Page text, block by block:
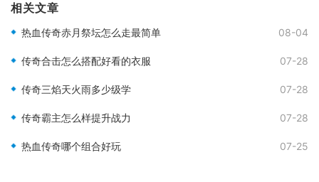
相关文章
热血传奇赤月祭坛怎么走最简单 08-04
传奇合击怎么搭配好看的衣服 07-28
传奇三焰天火雨多少级学 07-28
传奇霸主怎么样提升战力 07-28
热血传奇哪个组合好玩 07-25